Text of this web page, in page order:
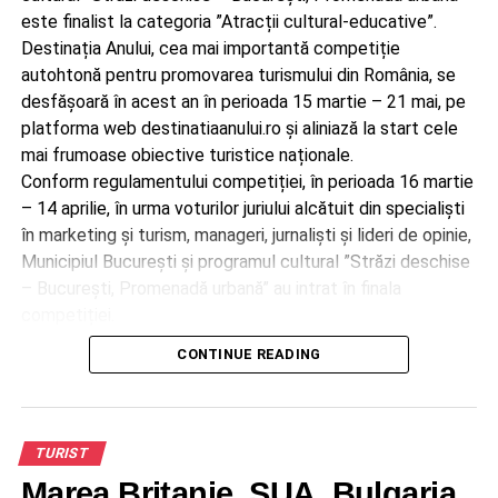
consecutiv. In acest context, campania BAT Romania din
acest an se subsumeaza obiectivelor de sustenabilitate
ale companiei, prin promovarea unui comportament eco-
responsabil la nivel individual, in situatii concrete de zi de
zi si care, prin multiplicare, contribuie la construirea unui
viitor mai bun.
ADVERTISEMENT
este finalist la categoria ”Atracții cultural-educative”.
Destinația Anului, cea mai importantă competiție
autohtonă pentru promovarea turismului din România, se
desfășoară în acest an în perioada 15 martie – 21 mai, pe
platforma web destinatiaanului.ro și aliniază la start cele
mai frumoase obiective turistice naționale.
Conform regulamentului competiției, în perioada 16 martie
– 14 aprilie, în urma voturilor juriului alcătuit din specialiști
în marketing și turism, manageri, jurnaliști și lideri de opinie,
Municipiul București și programul cultural ”Străzi deschise
Clic pentru a vedea prezentarea.
În data de 21 mai 2024 vor fi desemnați câștigătorii în
Străzi deschise – București, Promenadă urbană pe
CONTINUE READING
TURIST